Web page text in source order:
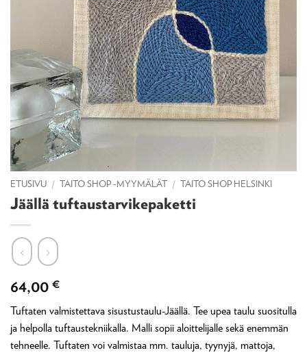
ETUSIVU / TAITO SHOP -MYYMÄLÄT / TAITO SHOP HELSINKI
Jäällä tuftaustarvikepaketti
64,00 €
Tuftaten valmistettava sisustustaulu-Jäällä. Tee upea taulu suositulla
ja helpolla tuftaustekniikalla. Malli sopii aloittelijalle sekä enemmän
tehneelle. Tuftaten voi valmistaa mm. tauluja, tyynyjä, mattoja,